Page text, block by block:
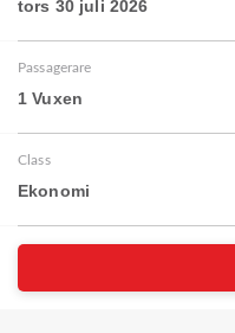
tors 30 juli 2026
Passagerare
1 Vuxen
Class
Ekonomi